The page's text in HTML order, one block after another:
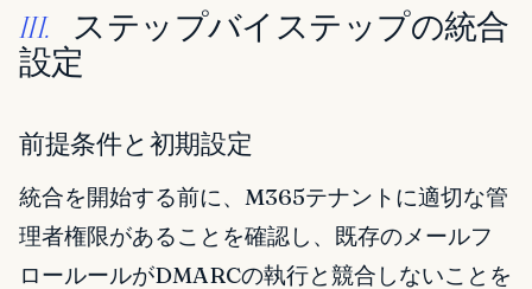
III.
ステップバイステップの統合
設定
前提条件と初期設定
統合を開始する前に、M365テナントに適切な管
理者権限があることを確認し、既存のメールフ
ロールールがDMARCの執行と競合しないことを